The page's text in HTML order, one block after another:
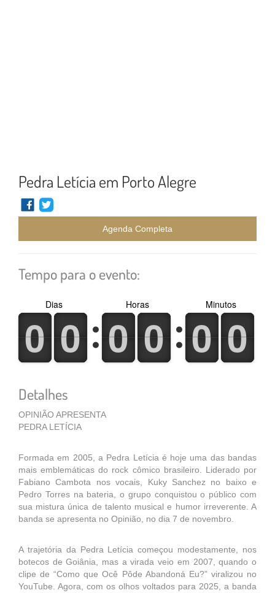
Pedra Letícia em Porto Alegre
Agenda Completa
Tempo para o evento:
0
0
1
1 0
0
1
1
Dias
0
0
1
1 0
0
1
1
Horas
0
0
1
1 0
0
1
1
Minutos
Detalhes
OPINIÃO APRESENTA
PEDRA LETÍCIA
Formada em 2005, a Pedra Letícia é hoje uma das bandas
mais emblemáticas do rock cômico brasileiro. Liderado por
Fabiano Cambota nos vocais, Kuky Sanchez no baixo e
Pedro Torres na bateria, o grupo conquistou o público com
sua mistura única de talento musical e humor irreverente. A
banda se apresenta no Opinião, no dia 7 de novembro.
A trajetória da Pedra Letícia começou modestamente, nos
botecos de Goiânia, mas a virada veio em 2007, quando o
clipe de “Como que Ocê Pôde Abandoná Eu?” viralizou no
YouTube. Agora, com os olhos voltados para 2025, a banda